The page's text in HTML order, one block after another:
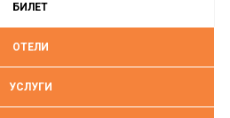
БИЛЕТ
ОТЕЛИ
УСЛУГИ